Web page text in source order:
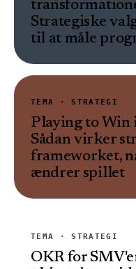
Strategiske
til at måle
TEMA ·STRATEGI
Playing to Win
Sådan virker
frameworket,
ændrer spillet
TEMA ·STRATEGI
OKR for